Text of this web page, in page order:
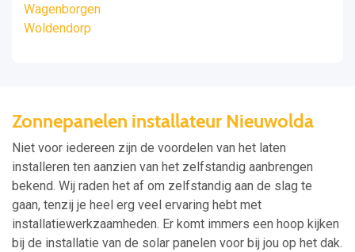
Wagenborgen
Woldendorp
Zonnepanelen installateur Nieuwolda
Niet voor iedereen zijn de voordelen van het laten
installeren ten aanzien van het zelfstandig aanbrengen
bekend. Wij raden het af om zelfstandig aan de slag te
gaan, tenzij je heel erg veel ervaring hebt met
installatiewerkzaamheden. Er komt immers een hoop kijken
bij de installatie van de solar panelen voor bij jou op het dak.